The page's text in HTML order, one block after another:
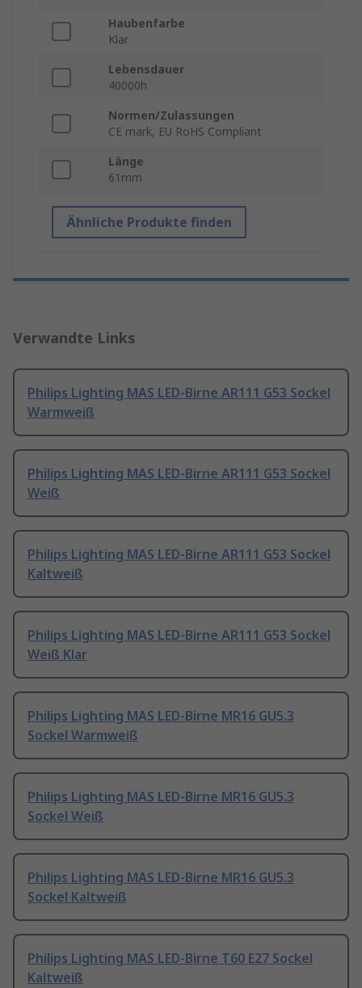
Haubenfarbe
Klar
Lebensdauer
40000h
Normen/Zulassungen
CE mark, EU RoHS Compliant
Länge
61mm
Ähnliche Produkte finden
Verwandte Links
Philips Lighting MAS LED-Birne AR111 G53 Sockel
Warmweiß
Philips Lighting MAS LED-Birne AR111 G53 Sockel
Weiß
Philips Lighting MAS LED-Birne AR111 G53 Sockel
Kaltweiß
Philips Lighting MAS LED-Birne AR111 G53 Sockel
Weiß Klar
Philips Lighting MAS LED-Birne MR16 GU5.3
Sockel Warmweiß
Philips Lighting MAS LED-Birne MR16 GU5.3
Sockel Weiß
Philips Lighting MAS LED-Birne MR16 GU5.3
Sockel Kaltweiß
Philips Lighting MAS LED-Birne T60 E27 Sockel
Kaltweiß